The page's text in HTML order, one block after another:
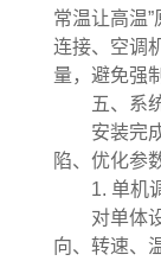
常温让高温
连接、空调
量，避免强
五、系
安装完
陷、优化参
1. 单机
对单体
向、转速、